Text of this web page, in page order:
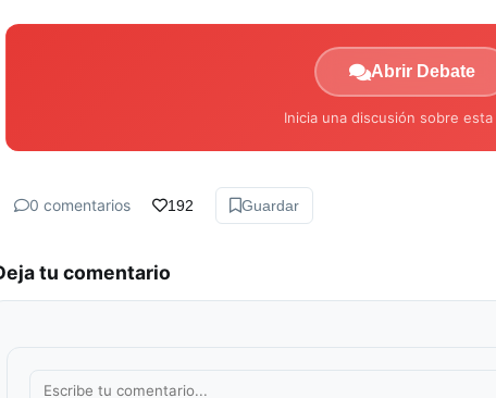
Abrir Debate
Inicia una discusión sobre
0 comentarios 192 Guardar
tu comentario